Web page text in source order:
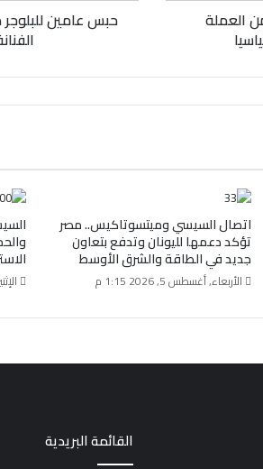
العملة حبس عامين
اتصال السيسي وميتسوتاكيس.. مصر
تؤكد دعمها لليونان وتدفع بتعاون
جديد في الطاقة والشرق الأوسط
الأربعاء, أغسطس 5, 2026 1:15 م
القائمة البريدية